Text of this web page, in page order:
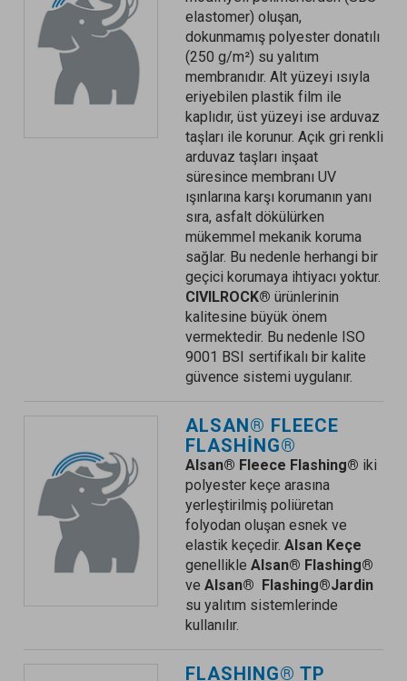
elastomer) oluşan,
dokunmamış polyester donatılı
(250 g/m²) su yalıtım
membranıdır. Alt yüzeyi ısıyla
eriyebilen plastik film ile
kaplıdır, üst yüzeyi ise arduvaz
taşları ile korunur. Açık gri renkli
arduvaz taşları inşaat
süresince membranı UV
ışınlarına karşı korumanın yanı
sıra, asfalt dökülürken
mükemmel mekanik koruma
sağlar. Bu nedenle herhangi bir
geçici korumaya ihtiyacı yoktur.
CIVILROCK® ürünlerinin
kalitesine büyük önem
vermektedir. Bu nedenle ISO
9001 BSI sertifikalı bir kalite
güvence sistemi uygulanır.
ALSAN® FLEECE
FLASHING®
Alsan® Fleece Flashing® iki
polyester keçe arasına
yerleştirilmiş poliüretan
folyodan oluşan esnek ve
elastik keçedir. Alsan Keçe
genellikle Alsan® Flashing®
ve Alsan® Flashing®Jardin
su yalıtım sistemlerinde
kullanılır.
FLASHING® TP